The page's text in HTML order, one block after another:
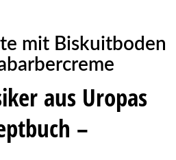
mit Biskuitboden
aus Uropas
–